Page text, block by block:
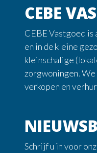
CEBE
CEBE Vastgoed
en in de kleine
kleinschalige
zorgwoningen.
verkopen en
Schrijf u in voor